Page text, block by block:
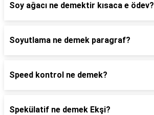
Soy ağacı ne demektir kısaca e ödev?
Soyutlama ne demek paragraf?
Speed kontrol ne demek?
Spekülatif ne demek Ekşi?